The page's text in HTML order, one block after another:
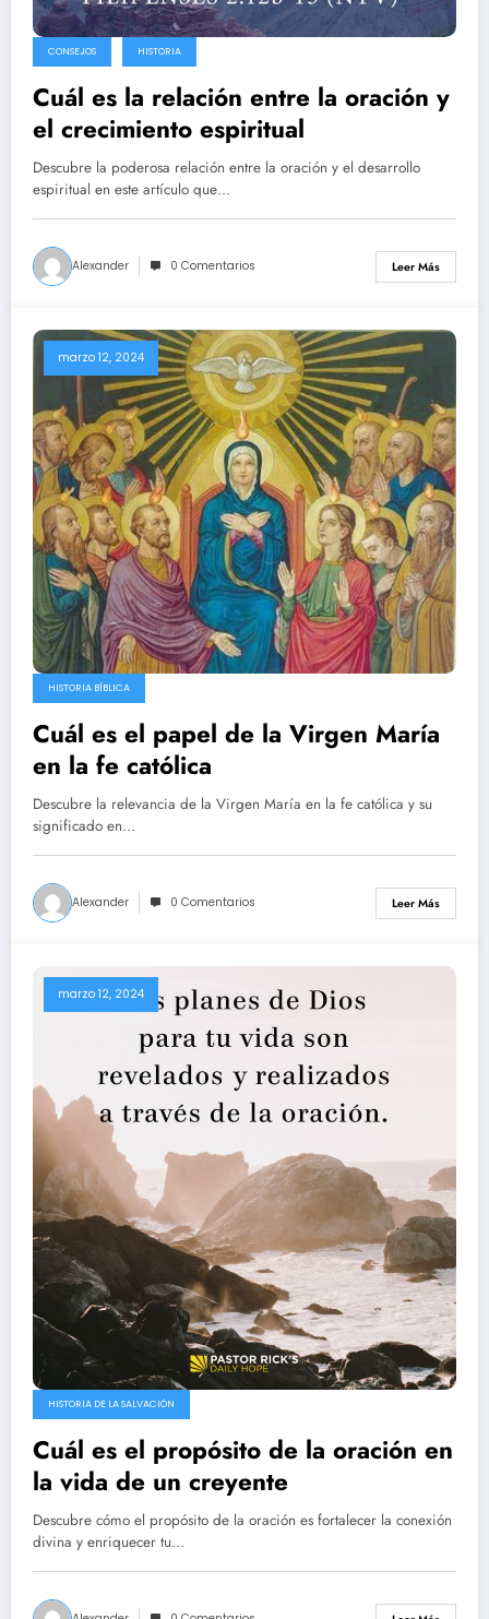
CONSEJOS HISTORIA
Cuál es la relación entre la oración y
el crecimiento espiritual
Descubre la poderosa relación entre la oración y el desarrollo
espiritual en este artículo que…
Alexander 0 Comentarios Leer Más
marzo 12, 2024
HISTORIA BÍBLICA
Cuál es el papel de la Virgen María
en la fe católica
Descubre la relevancia de la Virgen María en la fe católica y su
significado en…
Alexander 0 Comentarios Leer Más
marzo 12, 2024
HISTORIA DE LA SALVACIÓN
Cuál es el propósito de la oración en
la vida de un creyente
Descubre cómo el propósito de la oración es fortalecer la conexión
divina y enriquecer tu…